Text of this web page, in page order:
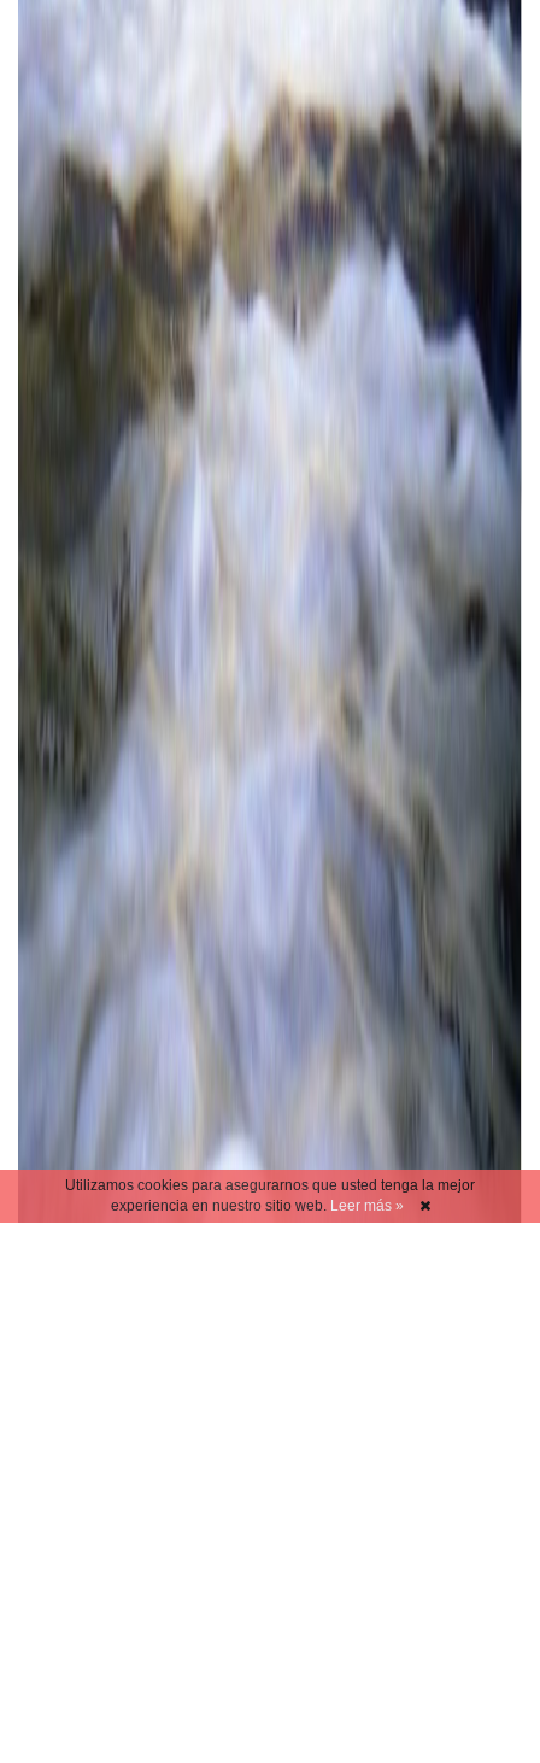
Utilizamos cookies para asegurarnos que usted tenga la mejor
experiencia en nuestro sitio web. Leer más »